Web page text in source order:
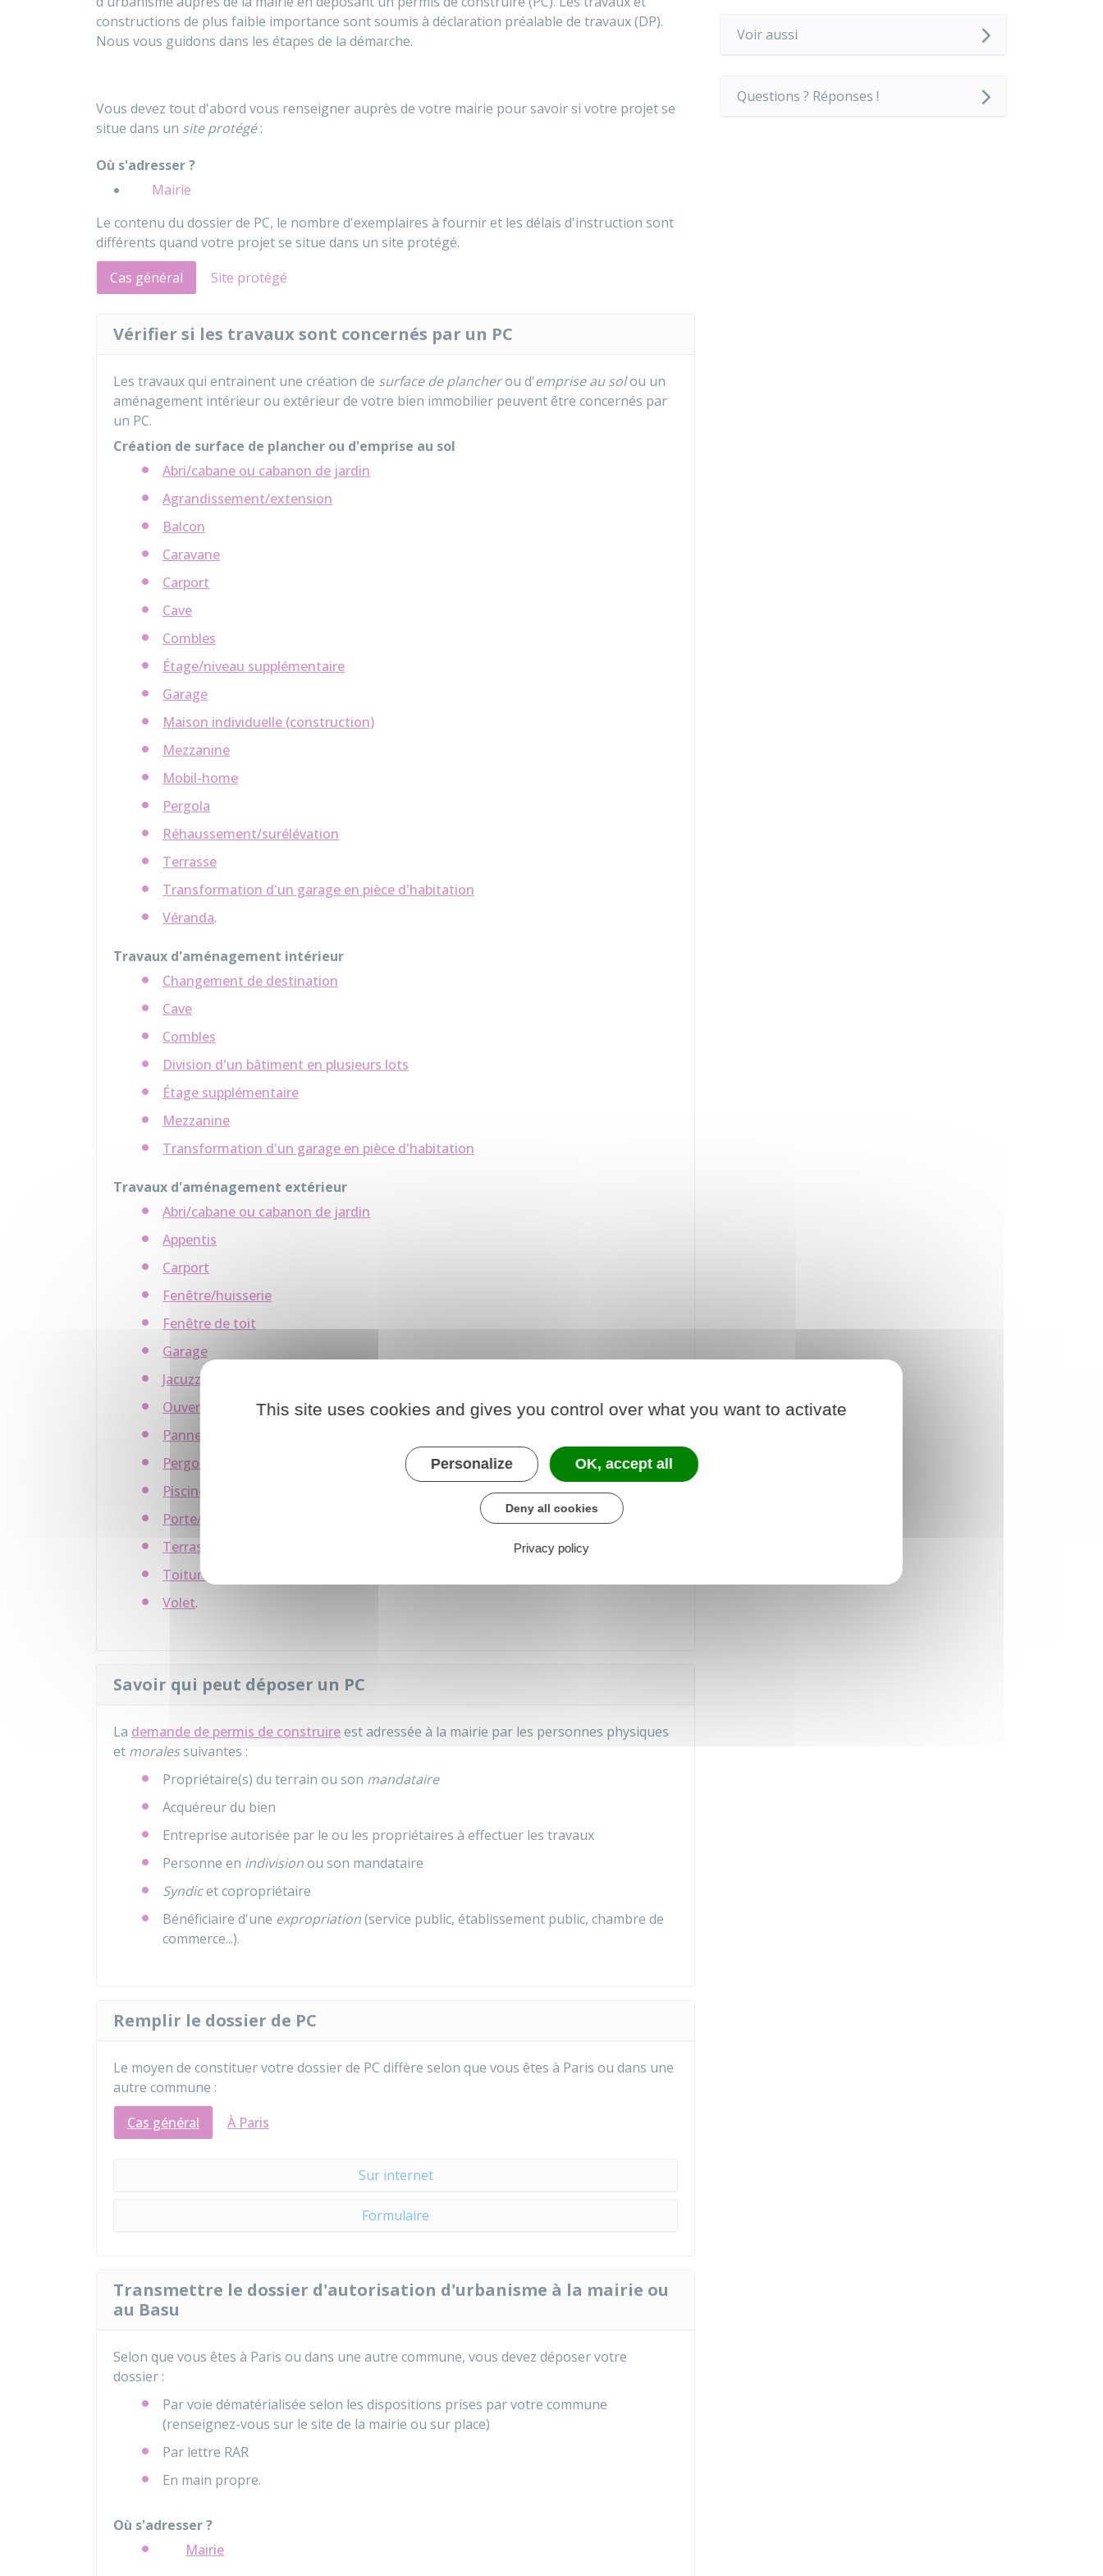
constructions de plus faible importance sont soumis à déclaration préalable de travaux (DP).
Nous vous guidons dans les étapes de la démarche.
Vous devez tout d'abord vous renseigner auprès de votre mairie pour savoir si votre projet se
situe dans un site protégé:
Où s'adresser ?
Mairie
Le contenu du dossier de PC, le nombre d'exemplaires à fournir et les délais d'instruction sont
différents quand votre projet se situe dans un site protégé.
Cas général
Site protégé
Vérifier si les travaux sont concernés par un PC
Les travaux qui entrainent une création de surface de plancherou d'emprise au solou un
aménagement intérieur ou extérieur de votre bien immobilier peuvent être concernés par
un PC.
Création de surface de plancher ou d'emprise au sol
Abri/cabane ou cabanon de jardin
Agrandissement/extension
Balcon
Caravane
Carport
Cave
Combles
Étage/niveau supplémentaire
Garage
Maison individuelle (construction)
Mezzanine
Mobil-home
Pergola
Réhaussement/surélévation
Terrasse
Transformation d'un garage en pièce d'habitation
Véranda.
Travaux d'aménagement intérieur
Changement de destination
Cave
Combles
Division d'un bâtiment en plusieurs lots
Étage supplémentaire
Mezzanine
Transformation d'un garage en pièce d'habitation
Travaux d'aménagement extérieur
Abri/cabane ou cabanon de jardin
Appentis
Carport
Fenêtre/huisserie
Fenêtre de toit
Garage
Jacuzzi
Ouverture
Panneau solaire au sol
Pergola
Piscine
Porte/huisserie
Terrasse
Toiture
Volet.
Savoir qui peut déposer un PC
La demande de permis de construireest adressée à la mairie par les personnes physiques
et moralessuivantes :
Propriétaire(s) du terrain ou son mandataire
Acquéreur du bien
Entreprise autorisée par le ou les propriétaires à effectuer les travaux
Personne en indivisionou son mandataire
Syndicet copropriétaire
Bénéficiaire d'une expropriation(service public, établissement public, chambre de
commerce...).
Remplir le dossier de PC
Le moyen de constituer votre dossier de PC diffère selon que vous êtes à Paris ou dans une
autre commune :
Cas général
À Paris
Sur internet
Formulaire
Transmettre le dossier d'autorisation d'urbanisme à la mairie ou
au Basu
Selon que vous êtes à Paris ou dans une autre commune, vous devez déposer votre
dossier :
Par voie dématérialisée selon les dispositions prises par votre commune
(renseignez-vous sur le site de la mairie ou sur place)
Par lettre RAR
En main propre.
Où s'adresser ?
Mairie
Voir aussi
Questions ? Réponses !
This site uses cookies and gives you control over what you want to activate
Personalize OK, accept all
Deny all cookies
Privacy policy